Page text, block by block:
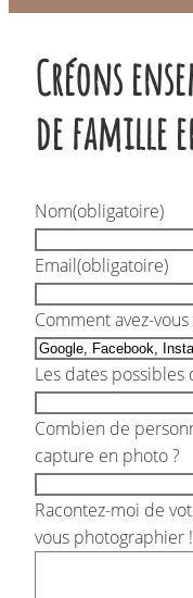
Créons
de famille
Nom(obligatoire)
Email (obligatoire)
Comment avez-
Les dates possibles
Combien de
capture en photo ?
Racontez-moi de
vous photographier